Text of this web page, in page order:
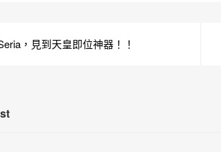
，見到天皇即位神器！！